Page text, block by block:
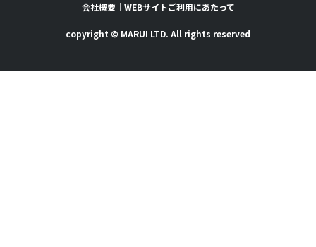
会社概要｜ WEBサイトご利用にあたって
copyright © MARUI LTD. All rights reserved